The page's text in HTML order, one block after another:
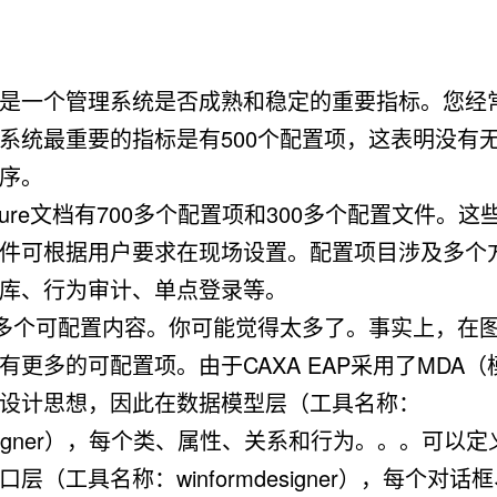
一个管理系统是否成熟和稳定的重要指标。您经
统最重要的指标是有500个配置项，这表明没有
。
文档有700多个配置项和300多个配置文件。这
可根据用户要求在现场设置。配置项目涉及多个
、行为审计、单点登录等。
个可配置内容。你可能觉得太多了。事实上，在
更多的可配置项。由于CAXA EAP采用了MDA（
计思想，因此在数据模型层（工具名称：
），每个类、属性、关系和行为。。。可以定
层（工具名称：winformdesigner），每个对话